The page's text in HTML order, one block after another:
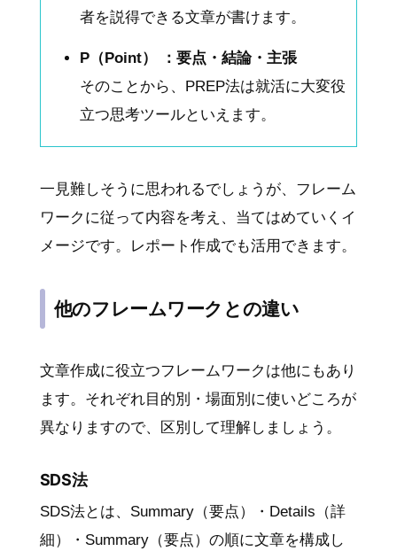
者を説得できる文章が書けます。
P（Point） ：要点・結論・主張
そのことから、PREP法は就活に大変役
立つ思考ツールといえます。
一見難しそうに思われるでしょうが、フレーム
ワークに従って内容を考え、当てはめていくイ
メージです。レポート作成でも活用できます。
他のフレームワークとの違い
文章作成に役立つフレームワークは他にもあり
ます。それぞれ目的別・場面別に使いどころが
異なりますので、区別して理解しましょう。
SDS法
SDS法とは、Summary（要点）・Details（詳
細）・Summary（要点）の順に文章を構成し